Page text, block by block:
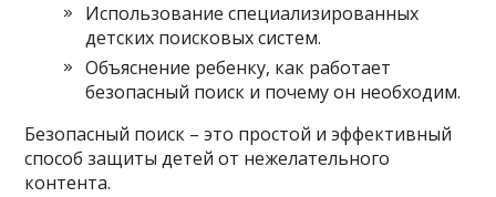
Использование специализированных
детских поисковых систем.
Объяснение ребенку, как работает
безопасный поиск и почему он необходим.
Безопасный поиск – это простой и эффективный
способ защиты детей от нежелательного
контента.